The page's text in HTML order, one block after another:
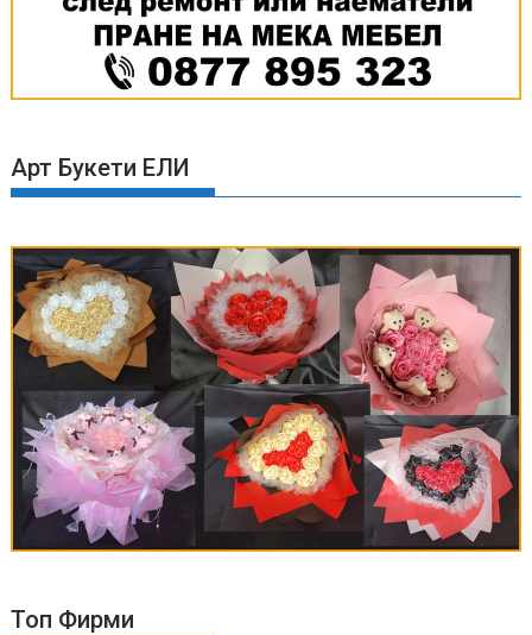
Арт Букети ЕЛИ
Топ Фирми